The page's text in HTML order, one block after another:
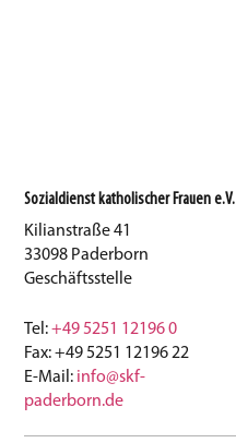
Sozialdienst katholischer Frauen e.V.
Kilianstraße 41
33098 Paderborn
Geschäftsstelle
Tel:+49 5251 12196 0
Fax: +49 5251 12196 22
E-Mail: info@skf-
paderborn.de